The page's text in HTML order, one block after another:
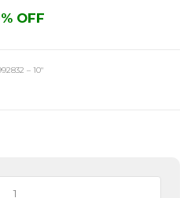
OFF
– 10″